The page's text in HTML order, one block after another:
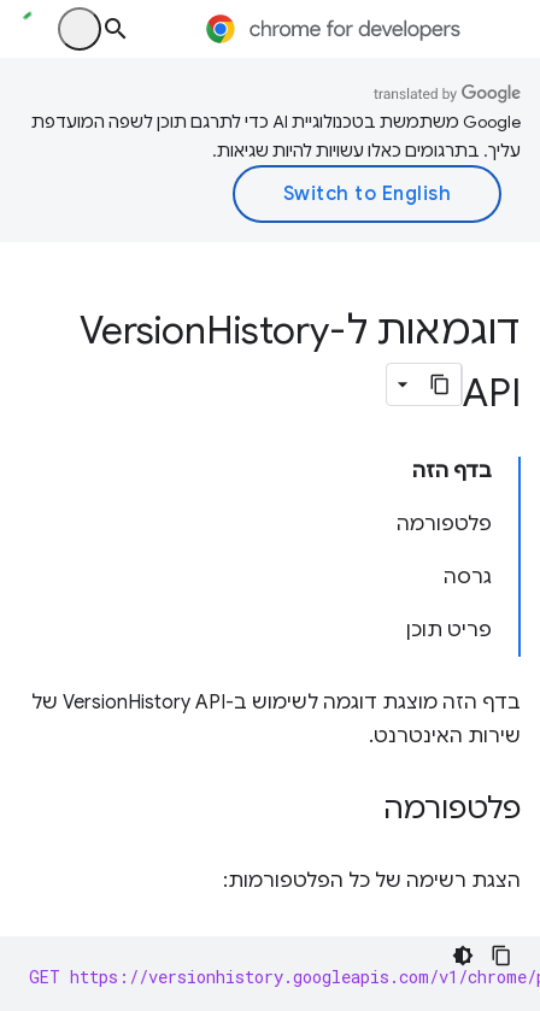
‫Google משתמשת בטכנולוגיית AI כדי לתרגם תוכן לשפה המועדפת
עליך. בתרגומים כאלו עשויות להיות שגיאות.
דוגמאות ל-VersionHistory
API
בדף הזה
פלטפורמה
גרסה
פריט תוכן
בדף הזה מוצגת דוגמה לשימוש ב-VersionHistory API של
שירות האינטרנט.
פלטפורמה
הצגת רשימה של כל הפלטפורמות:
GET https://versionhistory.googleapis.com/v1/